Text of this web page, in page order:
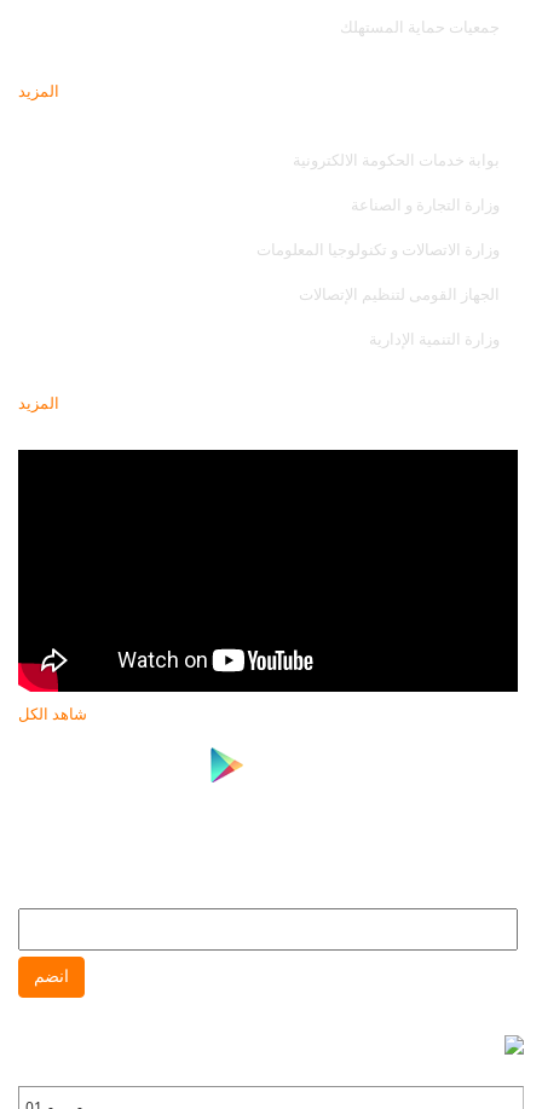
جمعيات حماية المستهلك
المزيد
بوابة خدمات الحكومة الالكترونية
وزارة التجارة و الصناعة
وزارة الاتصالات و تكنولوجيا المعلومات
الجهاز القومى لتنظيم الإتصالات
وزارة التنمية الإدارية
المزيد
شاهد الكل
انضم